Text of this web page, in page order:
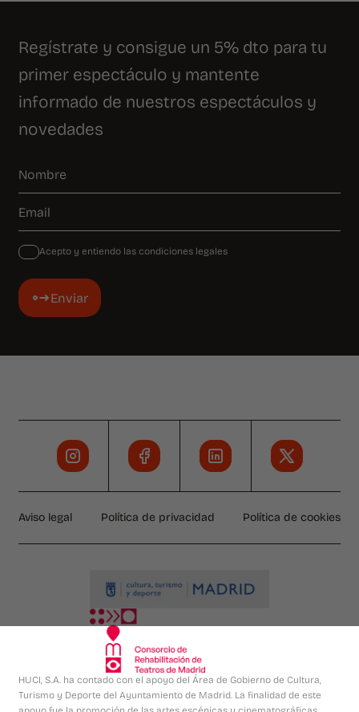
Regístrate y consigue un 5% dto para tu
primer espectáculo y mantente
informado de nuestros espectáculos y
novedades
Enviar
Acepto y entiendo las condiciones legales
Aviso legal Política de privacidad Política de cookies
HUCI, S.A. ha contado con el apoyo del Área de Gobierno de Cultura,
Turismo y Deporte del Ayuntamiento de Madrid. La finalidad de este